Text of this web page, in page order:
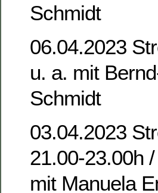
Schmidt
06.04.2023
u. a. mit
Schmidt
03.04.2023
21.00-23.00h
mit Manuela